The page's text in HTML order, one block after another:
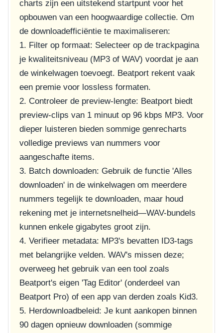
charts zijn een uitstekend startpunt voor het
opbouwen van een hoogwaardige collectie. Om
de downloadefficiëntie te maximaliseren:
1. Filter op formaat: Selecteer op de trackpagina
je kwaliteitsniveau (MP3 of WAV) voordat je aan
de winkelwagen toevoegt. Beatport rekent vaak
een premie voor lossless formaten.
2. Controleer de preview-lengte: Beatport biedt
preview-clips van 1 minuut op 96 kbps MP3. Voor
dieper luisteren bieden sommige genrecharts
volledige previews van nummers voor
aangeschafte items.
3. Batch downloaden: Gebruik de functie 'Alles
downloaden' in de winkelwagen om meerdere
nummers tegelijk te downloaden, maar houd
rekening met je internetsnelheid—WAV-bundels
kunnen enkele gigabytes groot zijn.
4. Verifieer metadata: MP3's bevatten ID3-tags
met belangrijke velden. WAV's missen deze;
overweeg het gebruik van een tool zoals
Beatport's eigen 'Tag Editor' (onderdeel van
Beatport Pro) of een app van derden zoals Kid3.
5. Herdownloadbeleid: Je kunt aankopen binnen
90 dagen opnieuw downloaden (sommige